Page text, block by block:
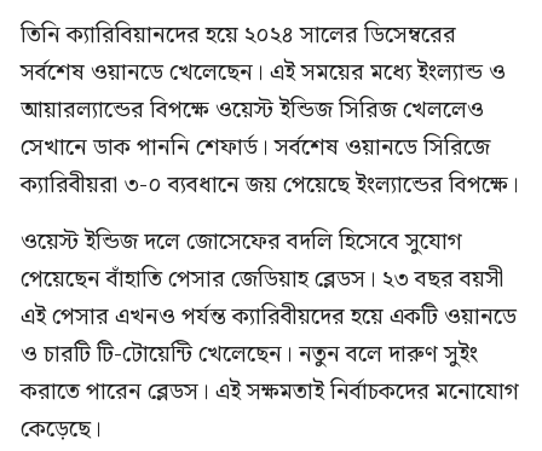
তিনি ক্যারিবিয়ানদের হয়ে ২০২৪ সালের ডিসেম্বরের
সর্বশেষ ওয়ানডে খেলেছেন। এই সময়ের মধ্যে ইংল্যান্ড ও
আয়ারল্যান্ডের বিপক্ষে ওয়েস্ট ইন্ডিজ সিরিজ খেললেও
সেখানে ডাক পাননি শেফার্ড। সর্বশেষ ওয়ানডে সিরিজে
ক্যারিবীয়রা ৩-০ ব্যবধানে জয় পেয়েছে ইংল্যান্ডের বিপক্ষে।
ওয়েস্ট ইন্ডিজ দলে জোসেফের বদলি হিসেবে সুযোগ
পেয়েছেন বাঁহাতি পেসার জেডিয়াহ ব্লেডস। ২৩ বছর বয়সী
এই পেসার এখনও পর্যন্ত ক্যারিবীয়দের হয়ে একটি ওয়ানডে
ও চারটি টি-টোয়েন্টি খেলেছেন। নতুন বলে দারুণ সুইং
করাতে পারেন ব্লেডস। এই সক্ষমতাই নির্বাচকদের মনোযোগ
কেড়েছে।